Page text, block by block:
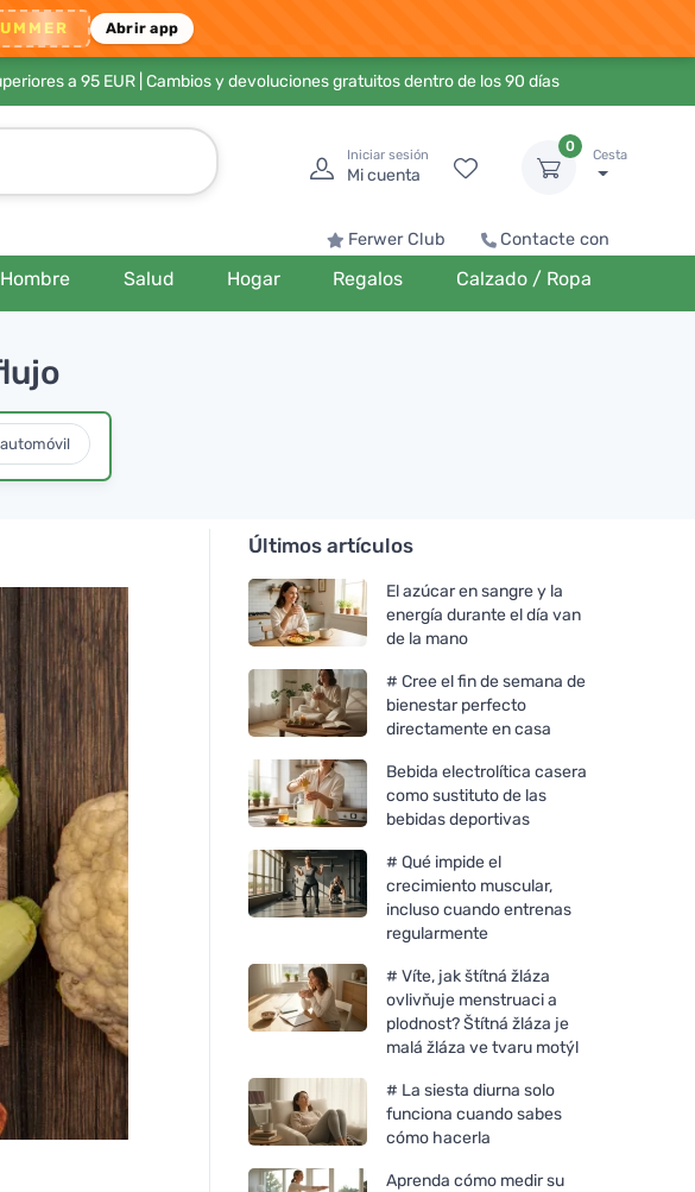
Abrir app
a 95 EUR| Cambios y devoluciones gratuitos dentro de los 90 días
Iniciar sesión
Mi cuenta
0
Cesta
Ferwer Club Contacte con
Hombre Salud Hogar Regalos Calzado / Ropa
Últimos artículos
El azúcar en sangre y la
energía durante el día van
de la mano
# Cree el fin de semana de
bienestar perfecto
directamente en casa
Bebida electrolítica casera
como sustituto de las
bebidas deportivas
# Qué impide el
crecimiento muscular,
incluso cuando entrenas
regularmente
# Víte, jak štítná žláza
ovlivňuje menstruaci a
plodnost? Štítná žláza je
malá žláza ve tvaru motýl
# La siesta diurna solo
funciona cuando sabes
cómo hacerla
Aprenda cómo medir su